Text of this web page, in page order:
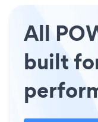
All
built